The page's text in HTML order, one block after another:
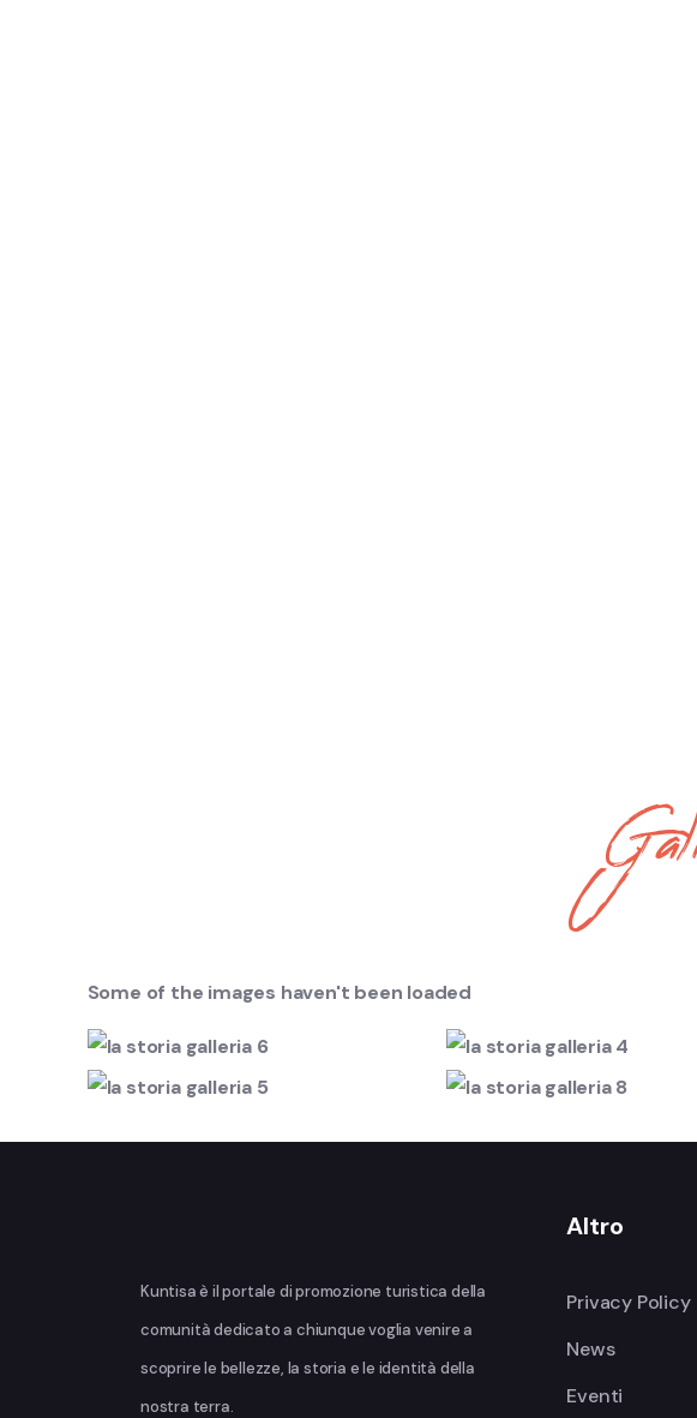
Some of the images haven't been loaded
Kuntisa è il portale di promozione turistica della
comunità dedicato a chiunque voglia venire a
scoprire le bellezze, la storia e le identità della
nostra terra.
Altro
Privacy Policy
News
Eventi